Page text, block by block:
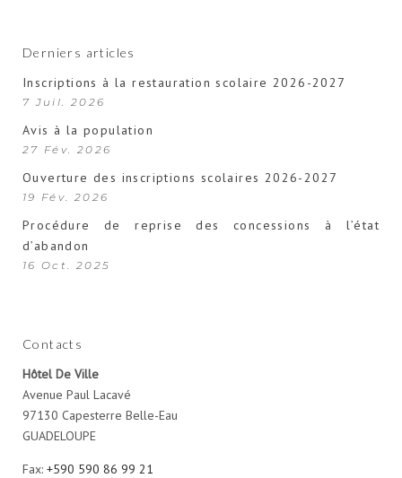
Derniers articles
Inscriptions à la restauration scolaire 2026-2027
7 Juil. 2026
Avis à la population
27 Fév. 2026
Ouverture des inscriptions scolaires 2026-2027
19 Fév. 2026
Procédure de reprise des concessions à l’état
d’abandon
16 Oct. 2025
Contacts
Hôtel De Ville
Avenue Paul Lacavé
97130 Capesterre Belle-Eau
GUADELOUPE
Fax: +590 590 86 99 21